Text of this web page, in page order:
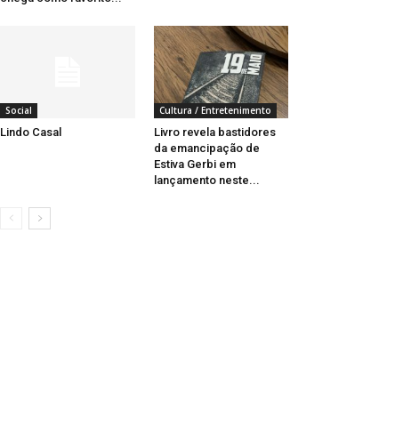
Social
Lindo Casal
Cultura / Entretenimento
Livro revela bastidores
da emancipação de
Estiva Gerbi em
lançamento neste...